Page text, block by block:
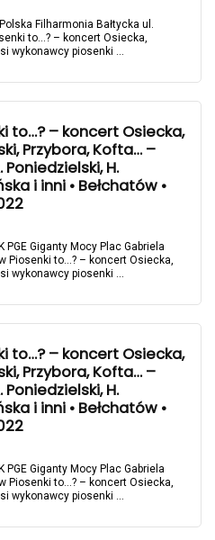
Filharmonia Bałtycka ul.
to…? – koncert Osiecka,
wykonawcy piosenki ...
to…? – koncert Osiecka,
Przybora, Kofta… –
Poniedzielski, H.
i inni • Bełchatów •
Giganty Mocy Plac Gabriela
Piosenki to…? – koncert Osiecka,
wykonawcy piosenki ...
to…? – koncert Osiecka,
Przybora, Kofta… –
Poniedzielski, H.
i inni • Bełchatów •
Giganty Mocy Plac Gabriela
Piosenki to…? – koncert Osiecka,
wykonawcy piosenki ...